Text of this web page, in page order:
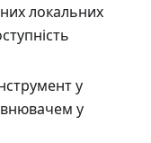
локальних
у
у